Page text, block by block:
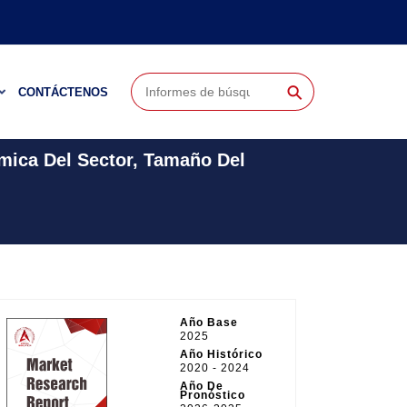
CONTÁCTENOS ⚲
Del Sector, Tamaño Del
Año Base
2025
Año Histórico
2020 - 2024
Año De
Pronóstico